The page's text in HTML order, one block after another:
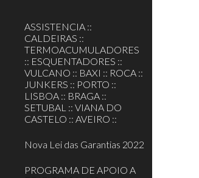
ASSISTENCIA ::
CALDEIRAS ::
TERMOACUMULADORES
:: ESQUENTADORES ::
VULCANO :: BAXI :: ROCA ::
JUNKERS :: PORTO ::
LISBOA :: BRAGA ::
SETUBAL :: VIANA DO
CASTELO :: AVEIRO ::
Nova Lei das Garantias 2022
PROGRAMA DE APOIO A